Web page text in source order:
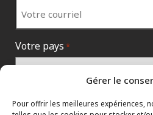
Gérer le
Pour offrir les meilleures expériences,
Votre pays *